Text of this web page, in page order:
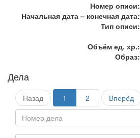
Номер описи:
Начальная дата – конечная дата:
Тип описи:
Объём ед. хр.:
Образ:
Дела
Назад 1 2 Вперёд